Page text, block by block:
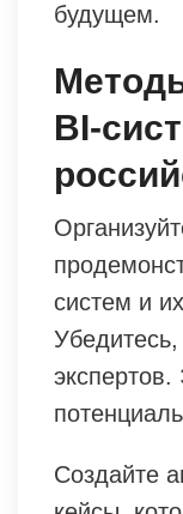
будущем.
BI-
систем и
Создайте